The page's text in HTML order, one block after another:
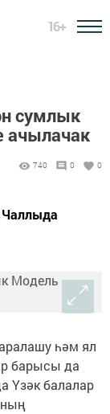
16+
сумлык
ачылачак
740 0 0
Чаллыда
һәм ял
барысы да
Үзәк балалар